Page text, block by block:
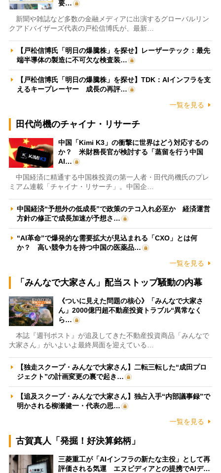
要…
新聞や雑誌など多数の金融メディアに出演するグローバルリン
クアドバイザーズ代表の戸松信博氏が、最新…
【戸松信博氏「明日の爆騰株」を探せ】レーザーテック：最先
端半導体の製造に不可欠な検査装…
【戸松信博氏「明日の爆騰株」を探せ】TDK：AIインフラを支
えるキープレーヤー 成長の再評…
一覧を見る
田代尚機のチャイナ・リサーチ
中国「Kimi K3」の衝撃に世界はどう対応するの
か？ 米財務長官が検討する「蒸留を行う中国
AI…
中国経済に精通する中国株投資の第一人者・田代尚機氏のプレ
ミアム連載「チャイナ・リサーチ」。中国企…
中国経済“予想外の低成長”で政策のテコ入れ必至か 経済運営
方針の修正で成長加速が予想さ…
“AI革命”で爆発的な需要拡大が見込まれる「CXO」とは何
か？ 高い競争力を持つ中国の医薬品…
一覧を見る
「みんなで大家さん」配当ストップ騒動の内幕
《ついに見えた問題の核心》「みんなで大家さ
ん」2000億円超不動産投資トラブル“異常なく
ら…
本誌『週刊ポスト』が追及してきた不動産投資商品「みんなで
大家さん」がいよいよ最終局面を迎えている…
【独走スクープ・みんなで大家さん】二転三転した“成田プロ
ジェクト”の計画変更の裏で起き…
【追及スクープ・みんなで大家さん】独占入手“内部議事録”で
明かされる柳瀬健一・代表の思…
一覧を見る
古賀真人「発掘！好決算銘柄」
三菱重工が「AIインフラの新たな主役」として再
評価される気運 エヌビディアとの提携でAIデ…